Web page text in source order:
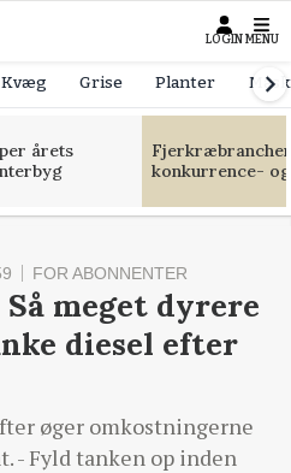
LOGIN MENU
Kvæg Grise Planter
årets
konkurrence-
FOR ABONNENTER
meget dyrere
diesel efter
øger omkostningerne
- Fyld tanken op inden